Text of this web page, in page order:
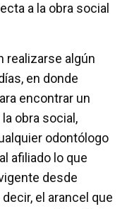
a la obra social
realizarse algún
en donde
encontrar un
obra social,
odontólogo
afiliado lo que
desde
el arancel que